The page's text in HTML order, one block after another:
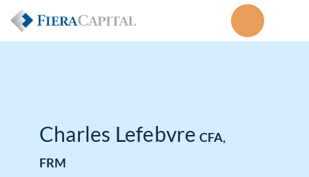
Charles Lefebvre CFA,
FRM